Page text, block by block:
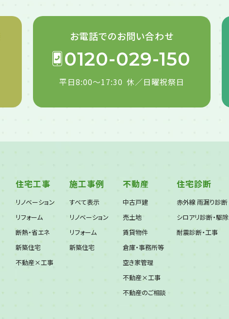
お電話でのお問い合わせ
0120-029-150
平日8:00～17:30 休／日曜祝祭日
住宅工事
リノベーション
リフォーム
断熱・省エネ
新築住宅
不動産×工事
施工事例
すべて表示
リノベーション
リフォーム
新築住宅
不動産
中古戸建
売土地
賃貸物件
倉庫・事務所等
空き家管理
不動産×工事
不動産のご相談
住宅診断
赤外線 雨漏り診断
シロアリ診断・駆除
耐震診断・工事